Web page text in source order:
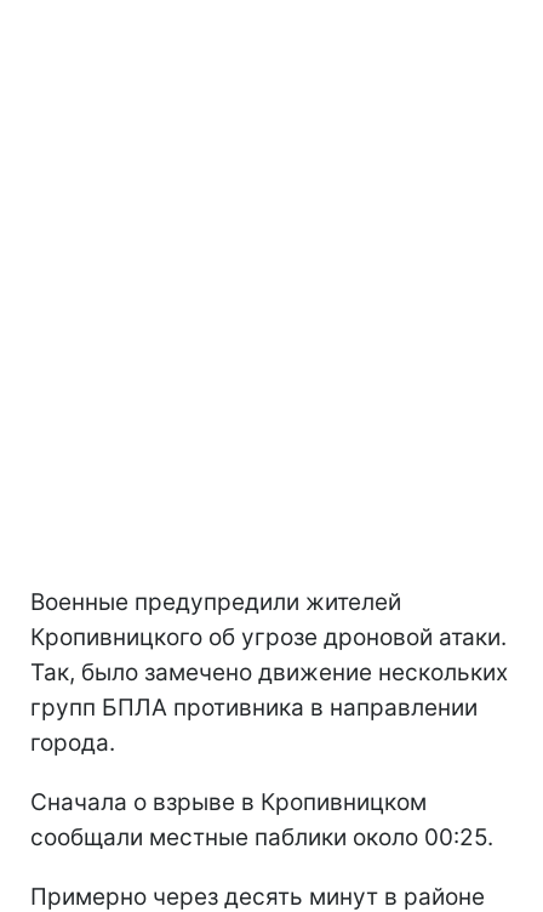
Военные предупредили жителей
Кропивницкого об угрозе дроновой атаки.
Так, было замечено движение нескольких
групп БПЛА противника в направлении
города.
Сначала о взрыве в Кропивницком
сообщали местные паблики около 00:25.
Примерно через десять минут в районе